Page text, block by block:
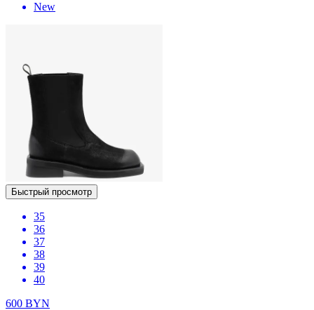
New
Быстрый просмотр
35
36
37
38
39
40
600 BYN